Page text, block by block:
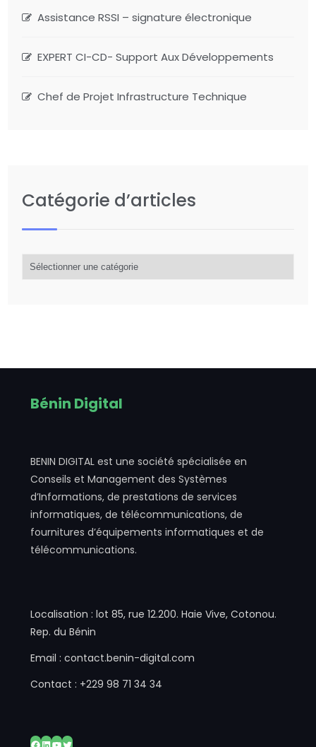
Assistance RSSI – signature électronique
EXPERT CI-CD- Support Aux Développements
Chef de Projet Infrastructure Technique
Catégorie d’articles
d’articles
Bénin Digital
BENIN DIGITAL est une société spécialisée en
Conseils et Management des Systèmes
d’Informations, de prestations de services
informatiques, de télécommunications, de
fournitures d’équipements informatiques et de
télécommunications.
Localisation : lot 85, rue 12.200. Haie Vive, Cotonou.
Rep. du Bénin
Email : contact.benin-digital.com
Contact : +229 98 71 34 34
Facebook
LinkedIn
YouTube
Twitter